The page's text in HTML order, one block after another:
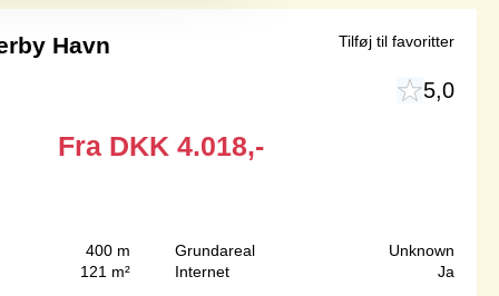
Havn
5,0
Fra DKK 4.018,-
400 m
121 m²
Grundareal
Unknown
Internet
Ja
Tilføj til favoritter